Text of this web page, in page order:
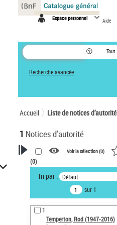
Espace personnel Aide
Tout
Recherche avancée
Accueil Liste de notices d’autorité
1 Notices d'autorité
VOTRE RECHERCHE
Recherche avancée dans les
notices d’autorité
Œuvres liées à l'auteur :
Temperton, Rod (1947-2016)
Voir la sélection (0)
(0)
Tri par : Défaut
sur 1
1
Temperton, Rod (1947-2016)
Panneau de gestion des cookies